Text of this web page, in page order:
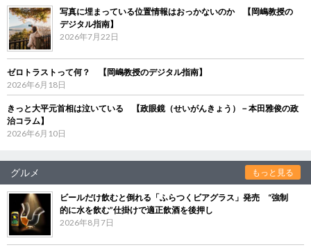
写真に埋まっている位置情報はおっかないのか 【岡嶋教授の
デジタル指南】
2026年7月22日
ゼロトラストって何？ 【岡嶋教授のデジタル指南】
2026年6月18日
きっと大平元首相は泣いている 【政眼鏡（せいがんきょう）－本田雅俊の政
治コラム】
2026年6月10日
グルメ もっと見る
ビールだけ飲むと倒れる「ふらつくビアグラス」発売 “強制
的に水を飲む”仕掛けで適正飲酒を後押し
2026年8月7日